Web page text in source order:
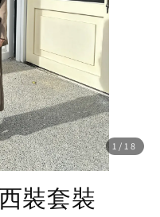
1 /18
裝套裝